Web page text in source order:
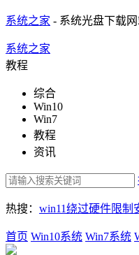
系统之家 - 系统光盘下载网
系统之家
教程
综合
Win10
Win7
教程
资讯
热搜： win11绕过硬件限制
首页 Win10系统 Win7系统